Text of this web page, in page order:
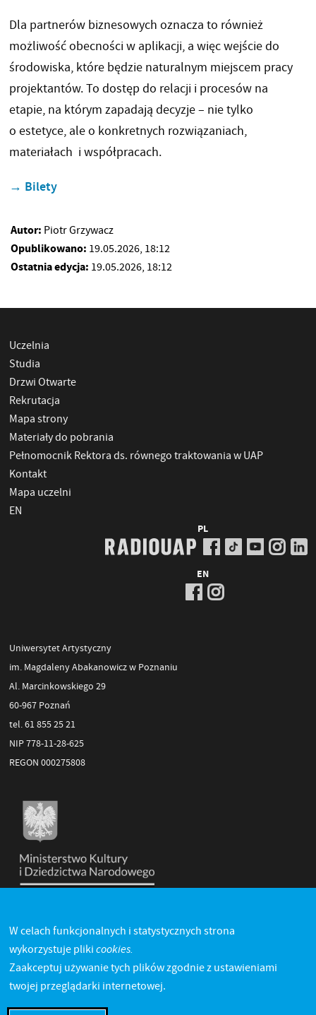
Dla partnerów biznesowych oznacza to również
możliwość obecności w aplikacji, a więc wejście do
środowiska, które będzie naturalnym miejscem pracy
projektantów. To dostęp do relacji i procesów na
etapie, na którym zapadają decyzje – nie tylko
o estetyce, ale o konkretnych rozwiązaniach,
materiałach i współpracach.
→ Bilety
Autor: Piotr Grzywacz
Opublikowano: 19.05.2026, 18:12
Ostatnia edycja: 19.05.2026, 18:12
Uczelnia
Studia
Drzwi Otwarte
Rekrutacja
Mapa strony
Materiały do pobrania
Pełnomocnik Rektora ds. równego traktowania w UAP
Kontakt
Mapa uczelni
EN
PL
EN
Uniwersytet Artystyczny
im. Magdaleny Abakanowicz w Poznaniu
Al. Marcinkowskiego 29
60-967 Poznań
tel. 61 855 25 21
NIP 778-11-28-625
REGON 000275808
W celach funkcjonalnych i statystycznych strona
wykorzystuje pliki cookies.
Zaakceptuj używanie tych plików zgodnie z ustawieniami
twojej przeglądarki internetowej.